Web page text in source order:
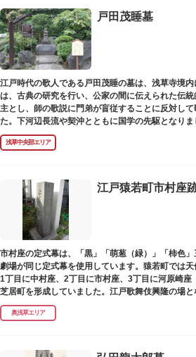
戸田茂睡墓
江戸時代の歌人である戸田茂睡の墓は、浅草寺境
は、古典の研究を行い、公家の間に伝えられた伝
主とし、師の歌説に門弟が盲従することに反対し
た。下河辺長流や契沖とともに国学の先駆となりま
浅草中央部エリア
江戸猿若町市村座
市村座の定式幕は、「黒」「萌葱（緑）」「柿色
劇場が同じ定式幕を使用しています。猿若町では
1丁目に中村座、2丁目に市村座、3丁目に河原崎座
芝居町を形成していました。江戸歌舞伎興隆の場
（1964）に跡碑が建てられました。
奥浅草エリア